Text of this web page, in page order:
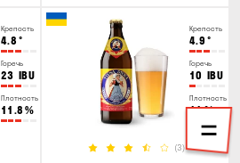
Крепость
4.8 °
Горечь
23 IBU
Плотность
11.8 %
Крепость
4.9 °
Горечь
10 IBU
Плотность
11%
(3)